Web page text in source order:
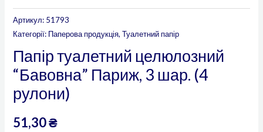
Артикул: 51793
Категорії: Паперова продукція,Туалетний папір
Папір туалетний целюлозний
“Бавовна” Париж, 3 шар. (4
рулони)
51,30₴